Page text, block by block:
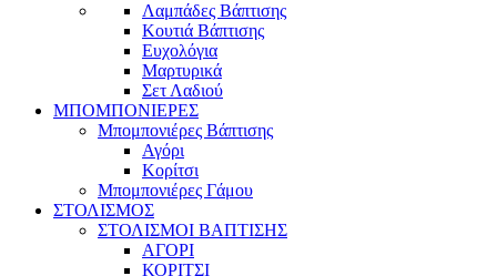
Λαμπάδες Βάπτισης
Κουτιά Βάπτισης
Ευχολόγια
Μαρτυρικά
Σετ Λαδιού
ΜΠΟΜΠΟΝΙΕΡΕΣ
Μπομπονιέρες Βάπτισης
Αγόρι
Κορίτσι
Μπομπονιέρες Γάμου
ΣΤΟΛΙΣΜΟΣ
ΣΤΟΛΙΣΜΟΙ ΒΑΠΤΙΣΗΣ
ΑΓΟΡΙ
ΚΟΡΙΤΣΙ